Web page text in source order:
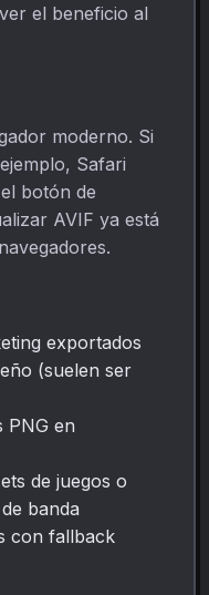
el beneficio al
moderno. Si
Safari
botón de
AVIF ya está
exportados
(suelen ser
PNG en
de juegos o
banda
con fallback